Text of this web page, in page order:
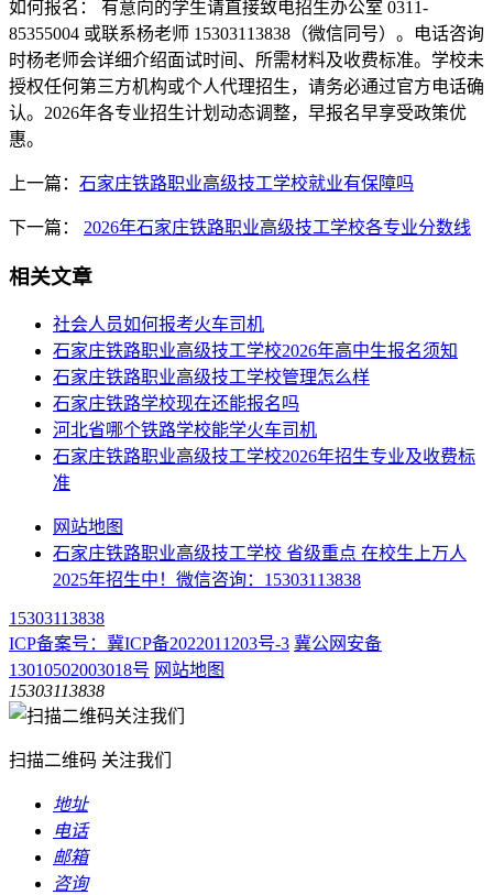
如何报名： 有意向的学生请直接致电招生办公室 0311-
85355004 或联系杨老师 15303113838（微信同号）。电话咨询
时杨老师会详细介绍面试时间、所需材料及收费标准。学校未
授权任何第三方机构或个人代理招生，请务必通过官方电话确
认。2026年各专业招生计划动态调整，早报名早享受政策优
惠。
上一篇： 石家庄铁路职业高级技工学校就业有保障吗
下一篇： 2026年石家庄铁路职业高级技工学校各专业分数线
相关文章
社会人员如何报考火车司机
​石家庄铁路职业高级技工学校2026年高中生报名须知
石家庄铁路职业高级技工学校管理怎么样
石家庄铁路学校现在还能报名吗
河北省哪个铁路学校能学火车司机
石家庄铁路职业高级技工学校2026年招生专业及收费标
准
网站地图
石家庄铁路职业高级技工学校 省级重点 在校生上万人
2025年招生中！微信咨询：15303113838
15303113838
ICP备案号：冀ICP备2022011203号-3 冀公网安备
13010502003018号 网站地图
15303113838
扫描二维码 关注我们
地址
电话
邮箱
咨询